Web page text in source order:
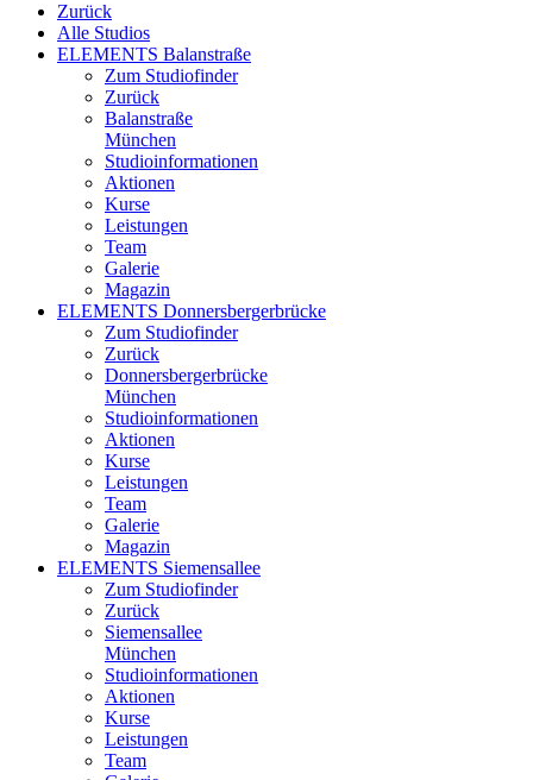
Zurück
Alle Studios
ELEMENTS Balanstraße
Zum Studiofinder
Zurück
Balan­straße
München
Studioinformationen
Aktionen
Kurse
Leistungen
Team
Galerie
Magazin
ELEMENTS Donnersbergerbrücke
Zum Studiofinder
Zurück
Donners­berger­brücke
München
Studioinformationen
Aktionen
Kurse
Leistungen
Team
Galerie
Magazin
ELEMENTS Siemensallee
Zum Studiofinder
Zurück
Siemens­allee
München
Studioinformationen
Aktionen
Kurse
Leistungen
Team